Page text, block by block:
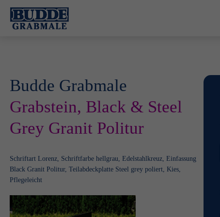
Budde Grabmale
Grabstein, Black & Steel
Grey Granit Politur
Schriftart Lorenz, Schriftfarbe hellgrau, Edelstahlkreuz, Einfassung
Black Granit Politur, Teilabdeckplatte Steel grey poliert, Kies,
Pflegeleicht